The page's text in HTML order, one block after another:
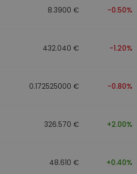
8.3900 € -0.50%
432.040 € -1.20%
0.172525000 € -0.80%
326.570 € +2.00%
48.610 € +0.40%